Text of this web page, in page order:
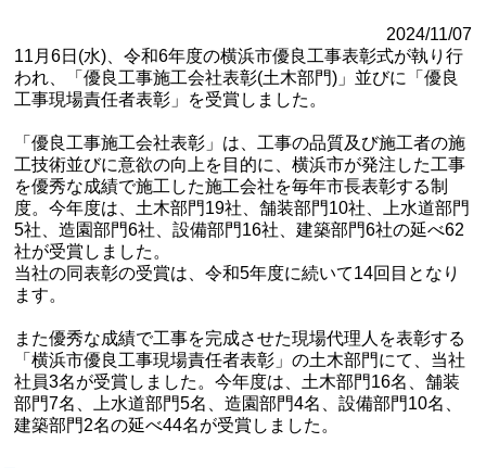
2024/11/07
11月6日(水)、令和6年度の横浜市優良工事表彰式が執り行
われ、「優良工事施工会社表彰(土木部門)」並びに「優良
工事現場責任者表彰」を受賞しました。
「優良工事施工会社表彰」は、工事の品質及び施工者の施
工技術並びに意欲の向上を目的に、横浜市が発注した工事
を優秀な成績で施工した施工会社を毎年市長表彰する制
度。今年度は、土木部門19社、舗装部門10社、上水道部門
5社、造園部門6社、設備部門16社、建築部門6社の延べ62
社が受賞しました。
当社の同表彰の受賞は、令和5年度に続いて14回目となり
ます。
また優秀な成績で工事を完成させた現場代理人を表彰する
「横浜市優良工事現場責任者表彰」の土木部門にて、当社
社員3名が受賞しました。今年度は、土木部門16名、舗装
部門7名、上水道部門5名、造園部門4名、設備部門10名、
建築部門2名の延べ44名が受賞しました。